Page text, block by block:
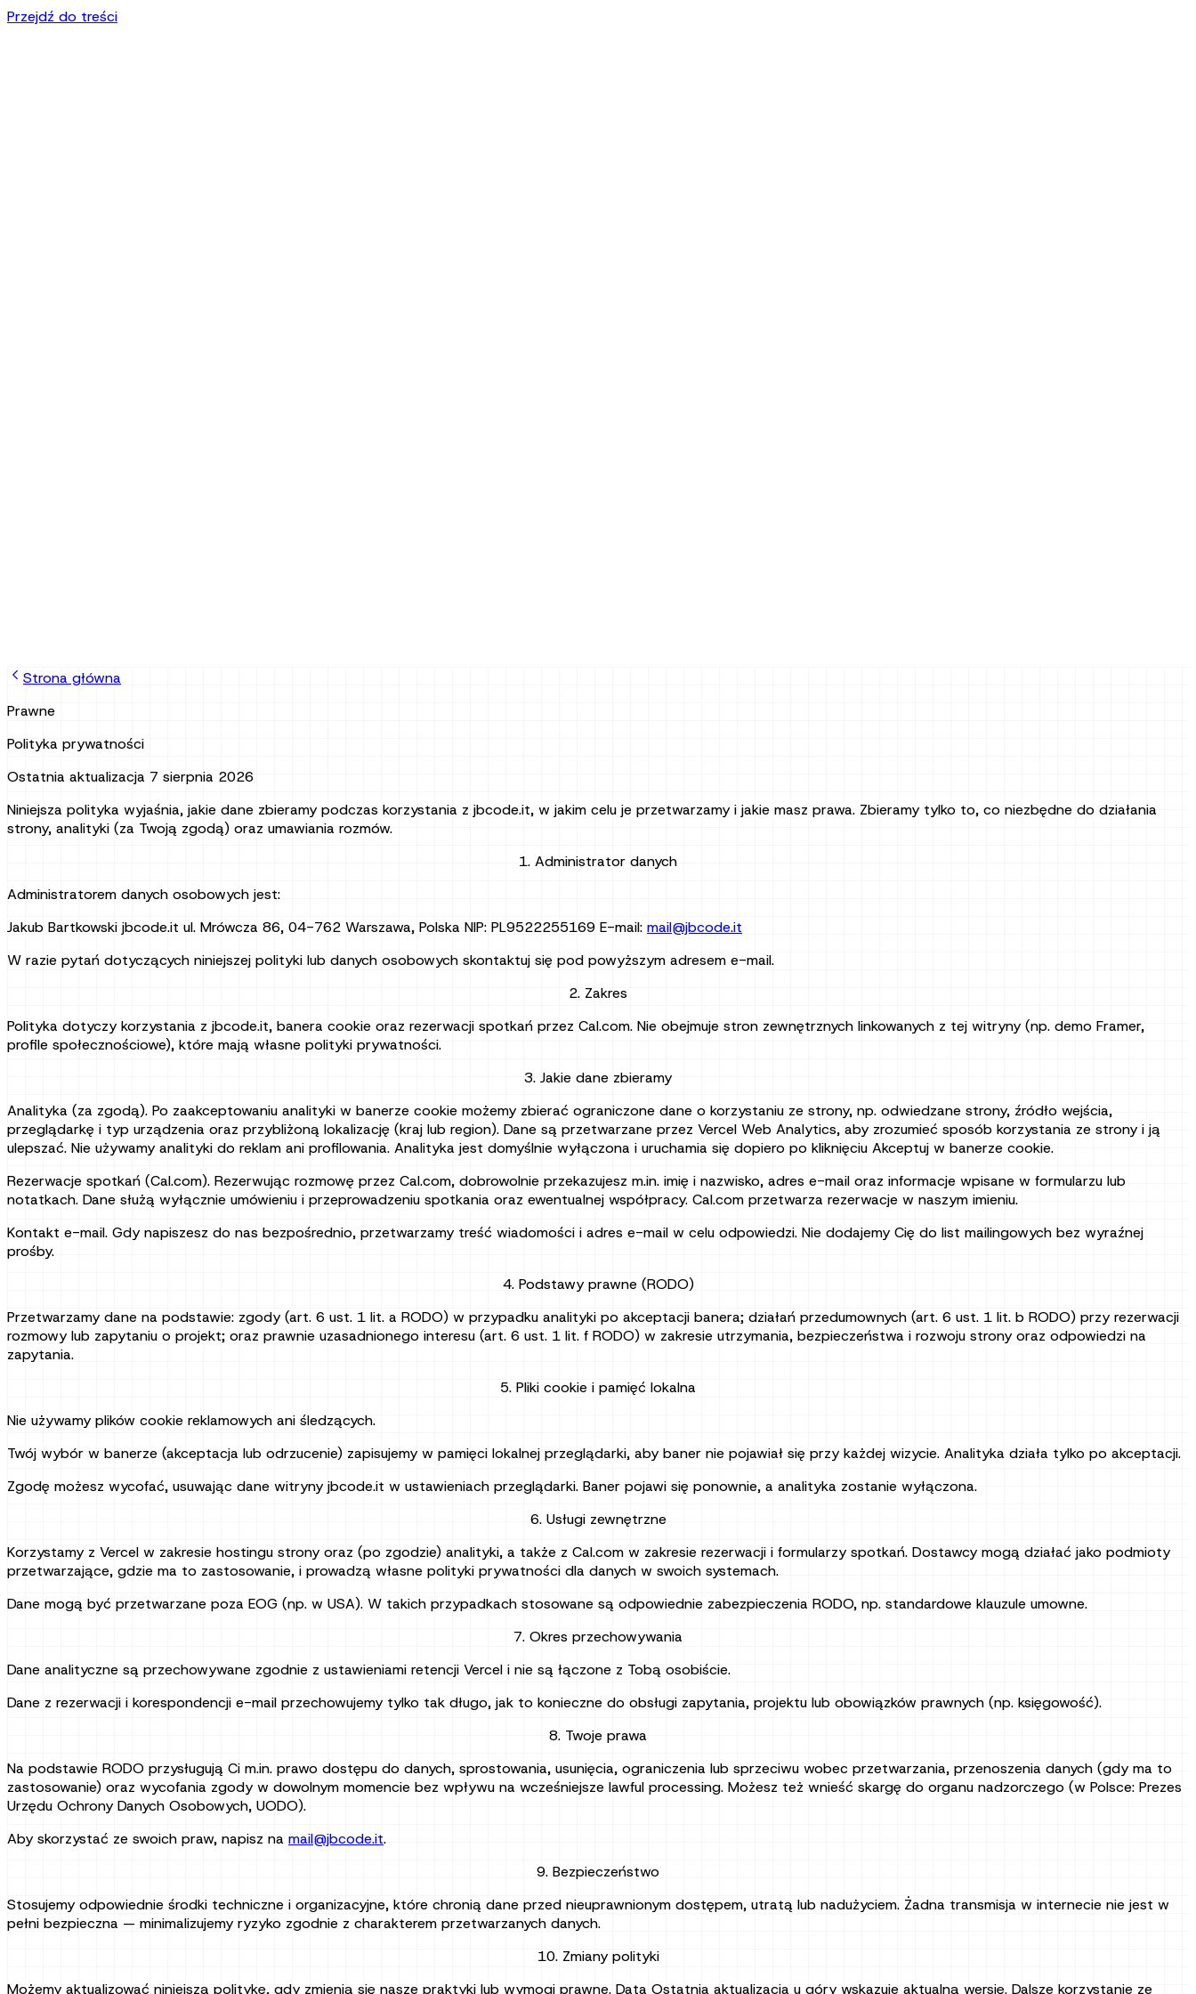
Przejdź do treści
Strona główna
Prawne
Polityka prywatności
Ostatnia aktualizacja 7 sierpnia 2026
Niniejsza polityka wyjaśnia, jakie dane zbieramy podczas korzystania z jbcode.it, w jakim celu je przetwarzamy i jakie masz prawa. Zbieramy tylko to, co niezbędne do działania
strony, analityki (za Twoją zgodą) oraz umawiania rozmów.
1. Administrator danych
Administratorem danych osobowych jest:
Jakub Bartkowski jbcode.it ul. Mrówcza 86, 04-762 Warszawa, Polska NIP: PL9522255169 E-mail: mail@jbcode.it
W razie pytań dotyczących niniejszej polityki lub danych osobowych skontaktuj się pod powyższym adresem e-mail.
2. Zakres
Polityka dotyczy korzystania z jbcode.it, banera cookie oraz rezerwacji spotkań przez Cal.com. Nie obejmuje stron zewnętrznych linkowanych z tej witryny (np. demo Framer,
profile społecznościowe), które mają własne polityki prywatności.
3. Jakie dane zbieramy
Analityka (za zgodą). Po zaakceptowaniu analityki w banerze cookie możemy zbierać ograniczone dane o korzystaniu ze strony, np. odwiedzane strony, źródło wejścia,
przeglądarkę i typ urządzenia oraz przybliżoną lokalizację (kraj lub region). Dane są przetwarzane przez Vercel Web Analytics, aby zrozumieć sposób korzystania ze strony i ją
ulepszać. Nie używamy analityki do reklam ani profilowania. Analityka jest domyślnie wyłączona i uruchamia się dopiero po kliknięciu Akceptuj w banerze cookie.
Rezerwacje spotkań (Cal.com). Rezerwując rozmowę przez Cal.com, dobrowolnie przekazujesz m.in. imię i nazwisko, adres e-mail oraz informacje wpisane w formularzu lub
notatkach. Dane służą wyłącznie umówieniu i przeprowadzeniu spotkania oraz ewentualnej współpracy. Cal.com przetwarza rezerwacje w naszym imieniu.
Kontakt e-mail. Gdy napiszesz do nas bezpośrednio, przetwarzamy treść wiadomości i adres e-mail w celu odpowiedzi. Nie dodajemy Cię do list mailingowych bez wyraźnej
prośby.
4. Podstawy prawne (RODO)
Przetwarzamy dane na podstawie: zgody (art. 6 ust. 1 lit. a RODO) w przypadku analityki po akceptacji banera; działań przedumownych (art. 6 ust. 1 lit. b RODO) przy rezerwacji
rozmowy lub zapytaniu o projekt; oraz prawnie uzasadnionego interesu (art. 6 ust. 1 lit. f RODO) w zakresie utrzymania, bezpieczeństwa i rozwoju strony oraz odpowiedzi na
zapytania.
5. Pliki cookie i pamięć lokalna
Nie używamy plików cookie reklamowych ani śledzących.
Twój wybór w banerze (akceptacja lub odrzucenie) zapisujemy w pamięci lokalnej przeglądarki, aby baner nie pojawiał się przy każdej wizycie. Analityka działa tylko po akceptacji.
Zgodę możesz wycofać, usuwając dane witryny jbcode.it w ustawieniach przeglądarki. Baner pojawi się ponownie, a analityka zostanie wyłączona.
6. Usługi zewnętrzne
Korzystamy z Vercel w zakresie hostingu strony oraz (po zgodzie) analityki, a także z Cal.com w zakresie rezerwacji i formularzy spotkań. Dostawcy mogą działać jako podmioty
przetwarzające, gdzie ma to zastosowanie, i prowadzą własne polityki prywatności dla danych w swoich systemach.
Dane mogą być przetwarzane poza EOG (np. w USA). W takich przypadkach stosowane są odpowiednie zabezpieczenia RODO, np. standardowe klauzule umowne.
7. Okres przechowywania
Dane analityczne są przechowywane zgodnie z ustawieniami retencji Vercel i nie są łączone z Tobą osobiście.
Dane z rezerwacji i korespondencji e-mail przechowujemy tylko tak długo, jak to konieczne do obsługi zapytania, projektu lub obowiązków prawnych (np. księgowość).
8. Twoje prawa
Na podstawie RODO przysługują Ci m.in. prawo dostępu do danych, sprostowania, usunięcia, ograniczenia lub sprzeciwu wobec przetwarzania, przenoszenia danych (gdy ma to
zastosowanie) oraz wycofania zgody w dowolnym momencie bez wpływu na wcześniejsze lawful processing. Możesz też wnieść skargę do organu nadzorczego (w Polsce: Prezes
Urzędu Ochrony Danych Osobowych, UODO).
Aby skorzystać ze swoich praw, napisz na mail@jbcode.it.
9. Bezpieczeństwo
Stosujemy odpowiednie środki techniczne i organizacyjne, które chronią dane przed nieuprawnionym dostępem, utratą lub nadużyciem. Żadna transmisja w internecie nie jest w
pełni bezpieczna — minimalizujemy ryzyko zgodnie z charakterem przetwarzanych danych.
10. Zmiany polityki
Możemy aktualizować niniejszą politykę, gdy zmienią się nasze praktyki lub wymogi prawne. Data Ostatnia aktualizacja u góry wskazuje aktualną wersję. Dalsze korzystanie ze